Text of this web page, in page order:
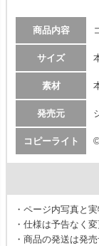
商品内容
サイズ
素材
発売元
コピーライト
・ページ内写真と
・仕様は予告なく
・商品の発送は発